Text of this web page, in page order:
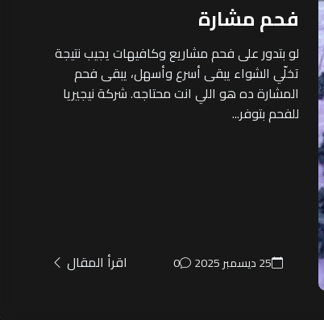
فحم مشارة
لو بتدور على فحم مشاريع وكافيهات يجيب نتيجة
تخلّي الشواء يبقى أسرع وأسهل، يبقى فحم
المشارة ده هو اللي انت محتاجه. شركة نيجيريا
للفحم بتوفر...
25 ديسمبر 2025 0 اقرأ المقال